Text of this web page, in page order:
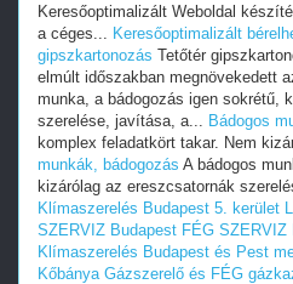
Keresőoptimalizált Weboldal
a céges... Keresőoptimalizált
gipszkartonozás Tetőtér
elmúlt időszakban megnövekedett
munka, a bádogozás igen sokrétű,
szerelése, javítása, a... Bádogos
komplex feladatkört takar. Nem
munkák, bádogozás A bádogos
kizárólag az ereszcsatornák
Klímaszerelés Budapest 5. kerület
SZERVIZ Budapest FÉG SZERVIZ
Klímaszerelés Budapest és Pest
Kőbánya Gázszerelő és FÉG